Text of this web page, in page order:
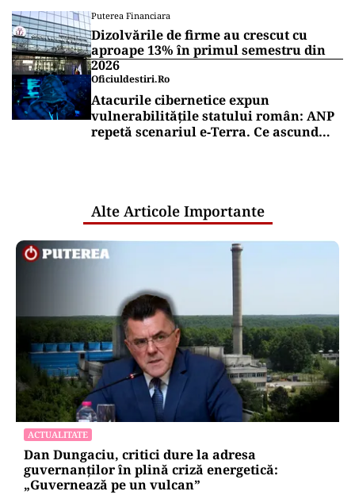
Puterea Financiara
Dizolvările de firme au crescut cu
aproape 13% în primul semestru din
2026
Oficiuldestiri.ro
Atacurile cibernetice expun
vulnerabilitățile statului român: ANP
repetă scenariul e‑Terra. Ce ascund
Alte Articole Importante
ACTUALITATE
Dan Dungaciu, critici dure la adresa
guvernanților în plină criză energetică:
„Guvernează pe un vulcan”